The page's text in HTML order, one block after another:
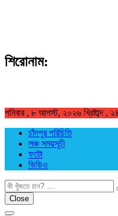
শিরোনাম:
শনিবার , ৮ আগস্ট, ২০২৬ খ্রিষ্টাব্দ ,
চাঁদপুর পরিচিতি
লঞ্চ সময়সূচী
ফটো
ভিডিও
Close